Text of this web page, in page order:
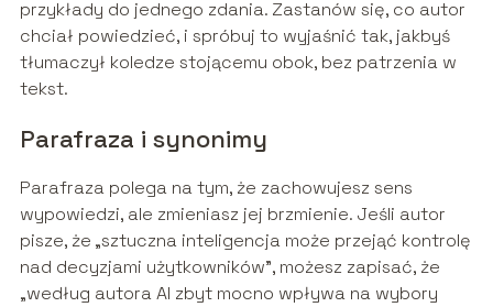
przykłady do jednego zdania. Zastanów się, co autor
chciał powiedzieć, i spróbuj to wyjaśnić tak, jakbyś
tłumaczył koledze stojącemu obok, bez patrzenia w
tekst.
Parafraza i synonimy
Parafraza polega na tym, że zachowujesz sens
wypowiedzi, ale zmieniasz jej brzmienie. Jeśli autor
pisze, że „sztuczna inteligencja może przejąć kontrolę
nad decyzjami użytkowników”, możesz zapisać, że
„według autora AI zbyt mocno wpływa na wybory